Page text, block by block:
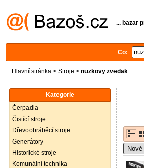
... bazar
Co:
Hlavní stránka > Stroje > nuzkovy zvedak
Kategorie
Čerpadla
Čistící stroje
Dřevoobráběcí stroje
Generátory
Historické stroje
Komunální technika